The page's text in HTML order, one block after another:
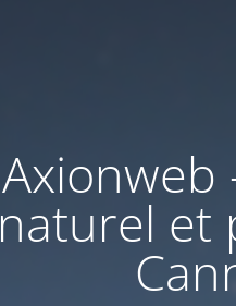
Axionweb
naturel et